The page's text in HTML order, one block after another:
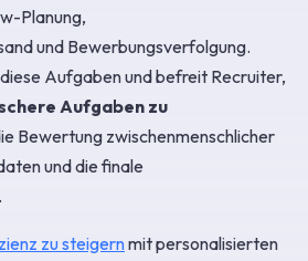
Planung,
und Bewerbungsverfolgung.
Aufgaben und befreit Recruiter,
Aufgaben zu
Bewertung zwischenmenschlicher
und die finale
zu steigernmit personalisierten